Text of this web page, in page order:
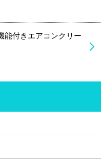
能付きエアコンクリー